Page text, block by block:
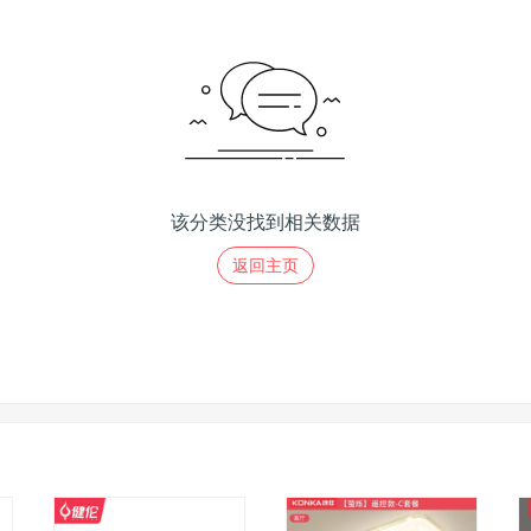
该分类没找到相关数据
返回主页